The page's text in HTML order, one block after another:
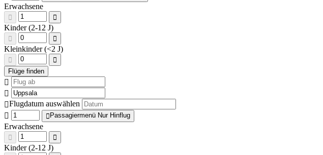
Erwachsene
Kinder (2-12 J)
Kleinkinder (<2 J)
Flugdatum auswählen
Passagiermenü Nur Hinflug
Erwachsene
Kinder (2-12 J)